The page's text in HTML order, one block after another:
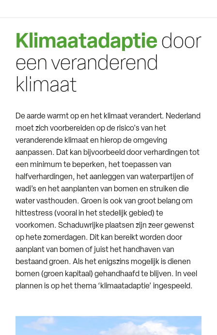
Klimaatadaptie door
een veranderend
klimaat
De aarde warmt op en het klimaat verandert. Nederland
moet zich voorbereiden op de risico's van het
veranderende klimaat en hierop de omgeving
aanpassen. Dat kan bijvoorbeeld door verhardingen tot
een minimum te beperken, het toepassen van
halfverhardingen, het aanleggen van waterpartijen of
wadi’s en het aanplanten van bomen en struiken die
water vasthouden. Groen is ook van groot belang om
hittestress (vooral in het stedelijk gebied) te
voorkomen. Schaduwrijke plaatsen zijn zeer gewenst
op hete zomerdagen. Dit kan bereikt worden door
aanplant van bomen of juist het handhaven van
bestaand groen. Als het enigszins mogelijk is dienen
bomen (groen kapitaal) gehandhaafd te blijven. In veel
plannen is op het thema ‘klimaatadaptie’ ingespeeld.